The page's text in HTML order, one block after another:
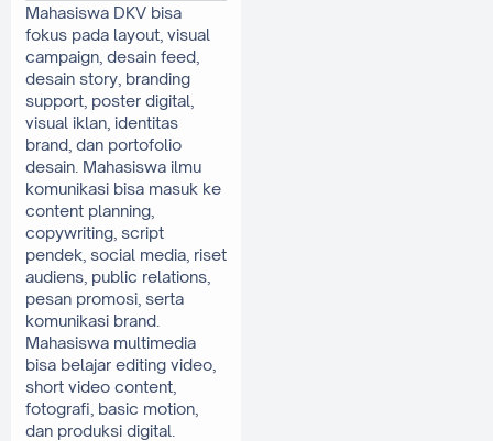
Mahasiswa DKV bisa
fokus pada layout, visual
campaign, desain feed,
desain story, branding
support, poster digital,
visual iklan, identitas
brand, dan portofolio
desain. Mahasiswa ilmu
komunikasi bisa masuk ke
content planning,
copywriting, script
pendek, social media, riset
audiens, public relations,
pesan promosi, serta
komunikasi brand.
Mahasiswa multimedia
bisa belajar editing video,
short video content,
fotografi, basic motion,
dan produksi digital.